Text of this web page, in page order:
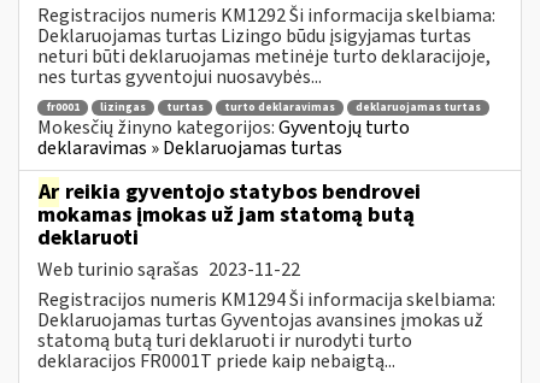
Registracijos numeris KM1292 Ši informacija skelbiama:
Deklaruojamas turtas Lizingo būdu įsigyjamas turtas
neturi būti deklaruojamas metinėje turto deklaracijoje,
nes turtas gyventojui nuosavybės...
fr0001 lizingas turtas turto deklaravimas deklaruojamas turtas
Mokesčių žinyno kategorijos:Gyventojų turto
deklaravimas » Deklaruojamas turtas
Ar reikia gyventojo statybos bendrovei
mokamas įmokas už jam statomą butą
deklaruoti
Web turinio sąrašas 2023-11-22
Registracijos numeris KM1294 Ši informacija skelbiama:
Deklaruojamas turtas Gyventojas avansines įmokas už
statomą butą turi deklaruoti ir nurodyti turto
deklaracijos FR0001T priede kaip nebaigtą...